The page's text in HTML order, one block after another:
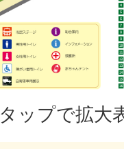
タップで拡大